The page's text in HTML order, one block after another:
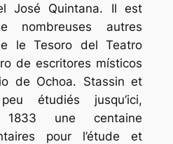
José Quintana. Il est
nombreuses autres
le Tesoro del Teatro
de escritores místicos
de Ochoa. Stassin et
étudiés jusqu’ici,
1833 une centaine
pour l’étude et